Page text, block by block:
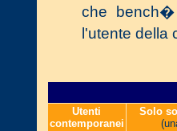
che bench�
l'utente della
Utenti
contemporanei
Solo